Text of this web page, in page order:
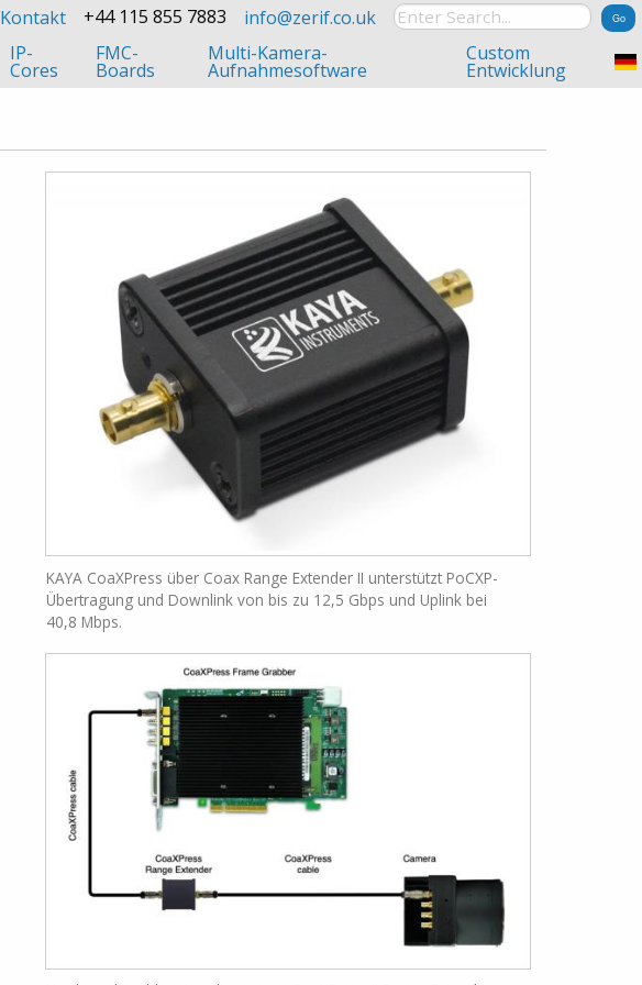
Kontakt +44 115 855 7883
info@zerif.co.uk
IP-
Cores
FMC-
Boards
Multi-Kamera-
Aufnahmesoftware
Custom
Entwicklung
KAYA CoaXPress über Coax Range Extender II unterstützt PoCXP-
Übertragung und Downlink von bis zu 12,5 Gbps und Uplink bei
40,8 Mbps.